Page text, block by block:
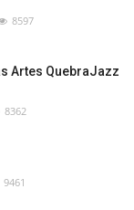
8597
Artes QuebraJazz
8362
9461